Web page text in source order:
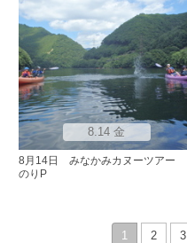
8.14 金
8月14日 みなかみカヌーツアー
のりP
1 2 3